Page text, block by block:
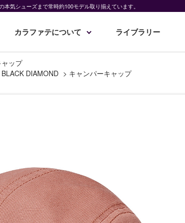
気シューズまで常時約100モデル取り揃えています。
カラファテについて ライブラリー
ップ
BLACK DIAMOND > キャンパーキャップ